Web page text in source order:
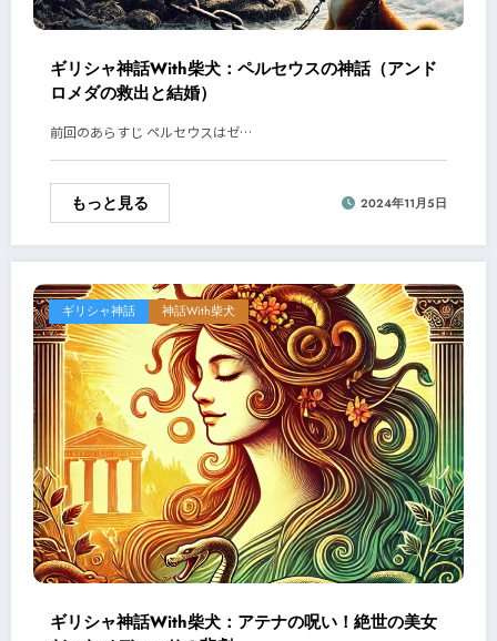
ギリシャ神話With柴犬：ペルセウスの神話（アンド
ロメダの救出と結婚）
前回のあらすじ ペルセウスはゼ…
もっと見る 2024年11月5日
ギリシャ神話 神話With柴犬
ギリシャ神話With柴犬：アテナの呪い！絶世の美女